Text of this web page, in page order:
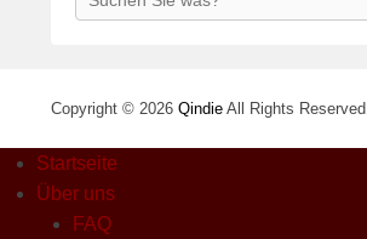
Copyright © 2026 Qindie All Rights Reserved.
Startseite
Über uns
FAQ